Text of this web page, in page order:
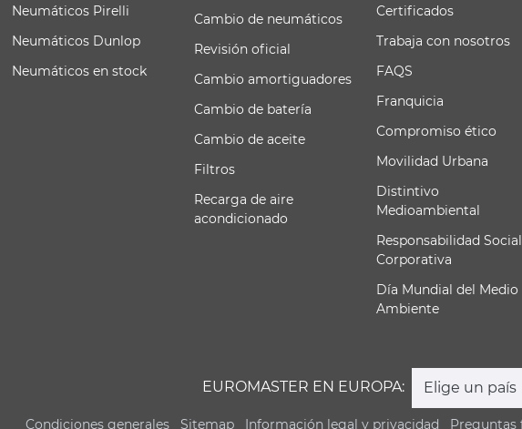
Neumáticos Pirelli
Neumáticos Dunlop
Neumáticos en stock
Cambio de neumáticos
Revisión oficial
Cambio amortiguadores
Cambio de batería
Cambio de aceite
Filtros
Recarga de aire
acondicionado
Certificados
Trabaja con nosotros
FAQS
Franquicia
Compromiso ético
Movilidad Urbana
Distintivo
Medioambiental
Responsabilidad Social
Corporativa
Día Mundial del Medio
Ambiente
EUROMASTER EN EUROPA: Elige un país
Condiciones generales Sitemap Información legal y privacidad Preguntas